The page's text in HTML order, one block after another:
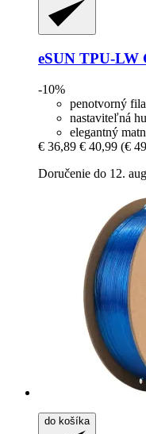
eSUN TPU-​LW
-10%
penotvorný
nastaviteľná
elegantný
€ 36,89 € 40,99 (€
Doručenie do 12.
do košíka